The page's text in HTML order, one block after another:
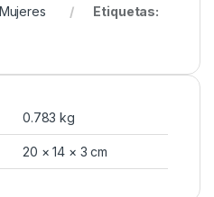
Mujeres
Etiquetas:
0.783 kg
20 × 14 × 3 cm